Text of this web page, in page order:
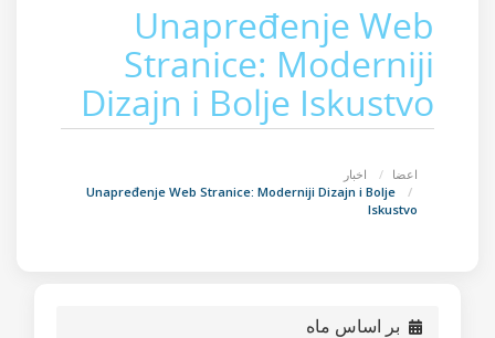
Unapređenje Web
Stranice: Moderniji
Dizajn i Bolje Iskustvo
اعضا
اخبار
Unapređenje Web Stranice: Moderniji Dizajn i Bolje
Iskustvo
بر اساس ماه